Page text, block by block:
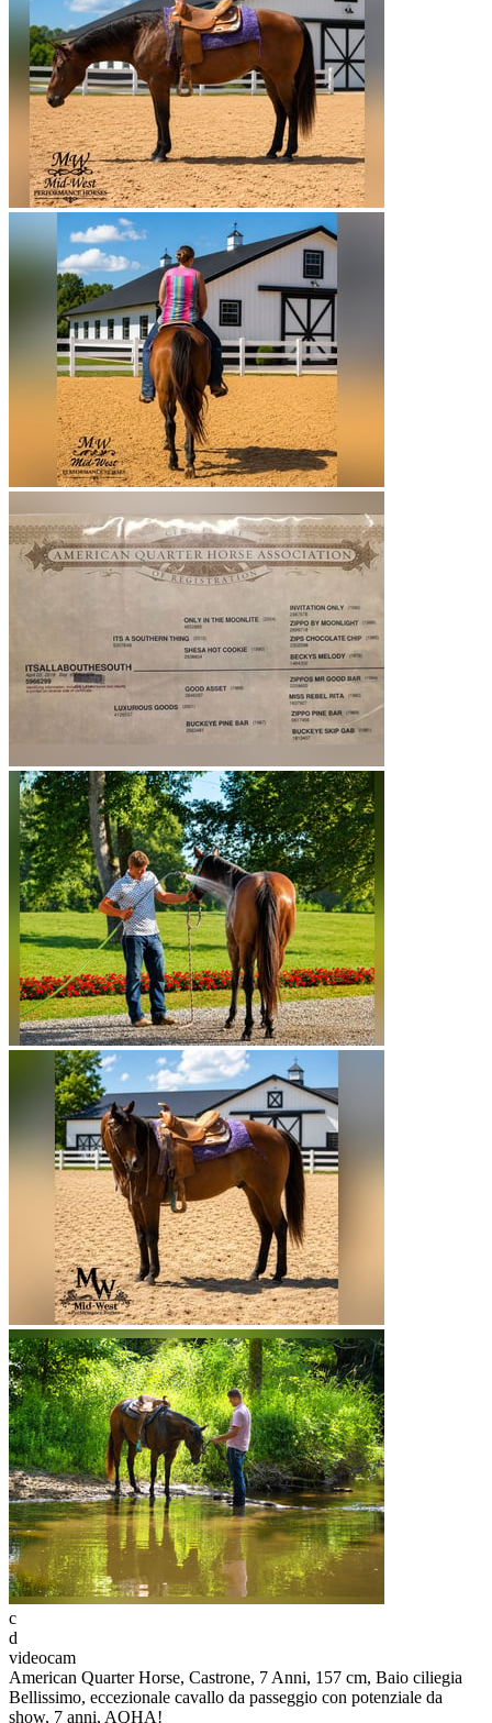
c
d
videocam
American Quarter Horse, Castrone, 7 Anni, 157 cm, Baio ciliegia
Bellissimo, eccezionale cavallo da passeggio con potenziale da
show, 7 anni, AQHA!